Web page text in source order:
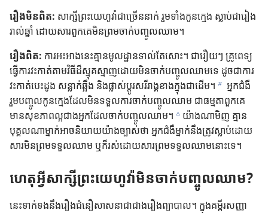
រឿង​មិន​ពិត: សាក្សី​ព្រះ​យេហូវ៉ា​ជា​ច្រើន​នាក់ រួម​ទាំង​កូន​ក្មេង ស្លាប់​ជា​រៀង​
រាល់​ឆ្នាំ ដោយ​សារ​ពួក​គេ​មិន​ព្រម​ចាក់​បញ្ចូល​ឈាម។
រឿង​ពិត: ការ​អះអាង​នេះ​គ្មាន​មូលដ្ឋាន​ទាល់​តែ​សោះ។ ជា​រឿយៗ គ្រូ​ពេទ្យ​
ធ្វើ​ការ​វះ​កាត់​តាម​វិធី​ដ៏​ស្មុគ​ស្មាញ​ដោយ​មិន​ចាក់​បញ្ចូល​ឈាម​ទេ ដូច​ជា​ការ​
វះ​កាត់​បេះ​ដូង សន្លាក់​ឆ្អឹង និង​ផ្លាស់​ប្ដូរ​សរីរាង្គ​ខាង​ក្នុង​ជា​ដើម។ b អ្នក​ជំងឺ​
រួម​បញ្ចូល​កូន​ក្មេង​ដែល​មិន​ទទួល​ការ​ចាក់​បញ្ចូល​ឈាម ជា​ធម្មតា​ពួក​គេ​
មាន​សុខភាព​ល្អ​ជាង​អ្នក​ដែល​ចាក់​បញ្ចូល​ឈាម។ c យ៉ាង​ណា​មិញ គ្មាន​
បុគ្គល​ណា​ម្នាក់​អាច​និយាយ​យ៉ាង​ច្បាស់​ថា អ្នក​ជំងឺ​ម្នាក់​នឹង​ត្រូវ​ស្លាប់​ដោយ​
សារ​មិន​ព្រម​ទទួល​ឈាម ឬ​ក៏​រស់​ដោយ​សារ​ព្រម​ទទួល​ឈាម​នោះ​ទេ។
ហេតុ​អ្វី​សាក្សី​ព្រះ​យេហូវ៉ា​មិន​ចាក់​បញ្ចូល​ឈាម?
នេះ​ទាក់​ទង​នឹង​រឿង​ជំនឿ​សាសនា​ជា​ជាង​រឿង​ព្យាបាល។ ក្នុង​គម្ពីរ​សញ្ញា​